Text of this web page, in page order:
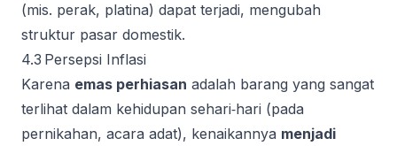
(mis. perak, platina) dapat terjadi, mengubah
struktur pasar domestik.
4.3 Persepsi Inflasi
Karena emas perhiasan adalah barang yang sangat
terlihat dalam kehidupan sehari‑hari (pada
pernikahan, acara adat), kenaikannya menjadi